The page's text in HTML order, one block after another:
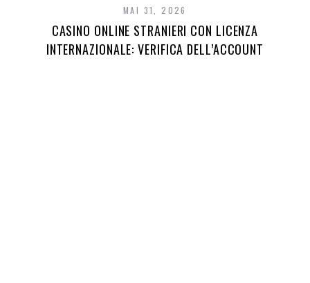
MAI 31, 2026
CASINO ONLINE STRANIERI CON LICENZA
INTERNAZIONALE: VERIFICA DELL’ACCOUNT